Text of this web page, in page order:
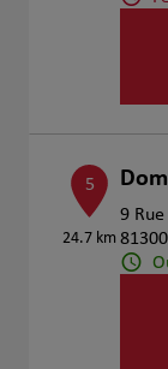
5
24.7 km
9